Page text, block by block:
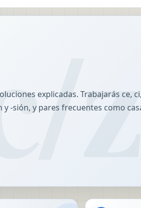
explicadas. Trabajarás ce,
-sión, y pares frecuentes como